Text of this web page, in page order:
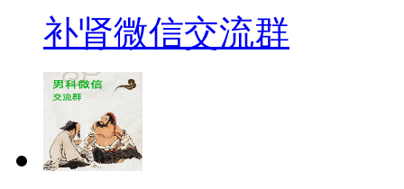
补肾微信交流群